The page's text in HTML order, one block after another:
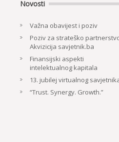
Novosti
Važna obavijest i poziv
Poziv za strateško
Akvizicija savjetnik.ba
Finansijski aspekti
intelektualnog kapitala
13. jubilej virtualnog
“Trust. Synergy. Growth.”